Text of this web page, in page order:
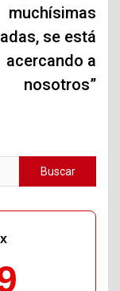
muchísimas
se está
acercando a
nosotros”